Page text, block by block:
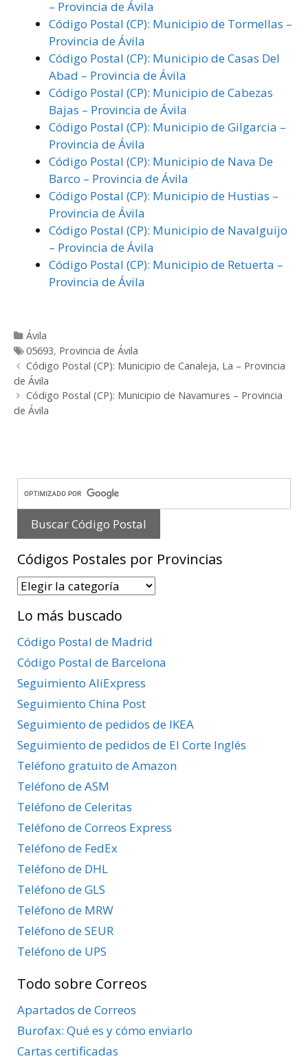
– Provincia de Ávila
Código Postal (CP): Municipio de Tormellas –
Provincia de Ávila
Código Postal (CP): Municipio de Casas Del
Abad – Provincia de Ávila
Código Postal (CP): Municipio de Cabezas
Bajas – Provincia de Ávila
Código Postal (CP): Municipio de Gilgarcia –
Provincia de Ávila
Código Postal (CP): Municipio de Nava De
Barco – Provincia de Ávila
Código Postal (CP): Municipio de Hustias –
Provincia de Ávila
Código Postal (CP): Municipio de Navalguijo
– Provincia de Ávila
Código Postal (CP): Municipio de Retuerta –
Provincia de Ávila
Categorías
Ávila
Etiquetas
05693, Provincia de Ávila
Post
navigation
Código Postal (CP): Municipio de Canaleja, La – Provincia
de Ávila
Código Postal (CP): Municipio de Navamures – Provincia
de Ávila
Códigos Postales por Provincias
Códigos
por
Provincias
Lo más buscado
Código Postal de Madrid
Código Postal de Barcelona
Seguimiento AliExpress
Seguimiento China Post
Seguimiento de pedidos de IKEA
Seguimiento de pedidos de El Corte Inglés
Teléfono gratuito de Amazon
Teléfono de ASM
Teléfono de Celeritas
Teléfono de Correos Express
Teléfono de FedEx
Teléfono de DHL
Teléfono de GLS
Teléfono de MRW
Teléfono de SEUR
Teléfono de UPS
Todo sobre Correos
Apartados de Correos
Burofax: Qué es y cómo enviarlo
Cartas certificadas